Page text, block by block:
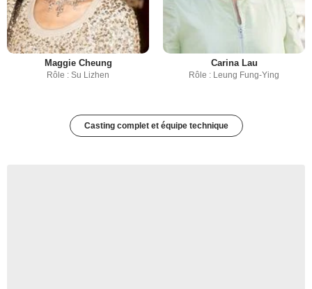
Maggie Cheung
Rôle : Su Lizhen
Carina Lau
Rôle : Leung Fung-Ying
Casting complet et équipe technique